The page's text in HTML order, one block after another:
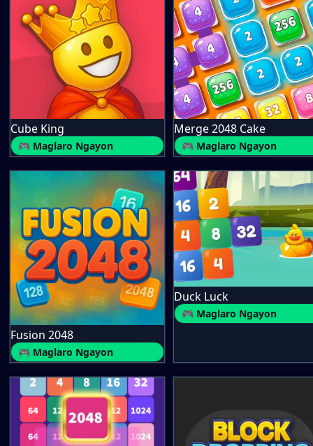
Cube King
🎮 Maglaro Ngayon
Merge 2048 Cake
🎮 Maglaro Ngayon
Fusion 2048
🎮 Maglaro Ngayon
Duck Luck
🎮 Maglaro Ngayon